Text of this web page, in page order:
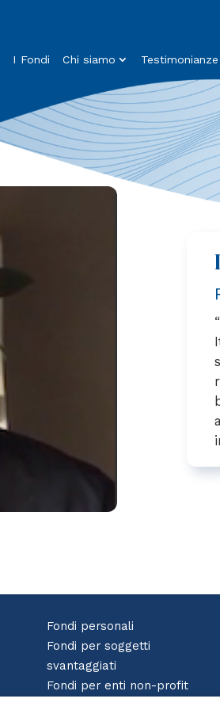
I Fondi Chi siamo Testimonianze
Fondi personali
Fondi per soggetti
svantaggiati
Fondi per enti non-profit